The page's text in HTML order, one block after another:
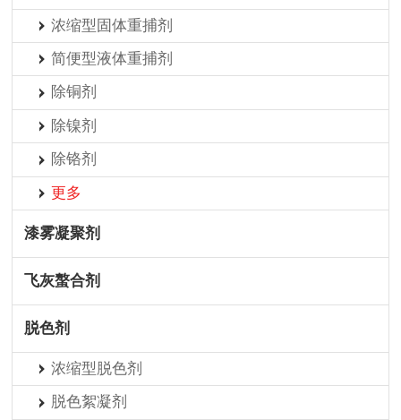
浓缩型固体重捕剂
简便型液体重捕剂
除铜剂
除镍剂
除铬剂
更多
漆雾凝聚剂
飞灰螯合剂
脱色剂
浓缩型脱色剂
脱色絮凝剂